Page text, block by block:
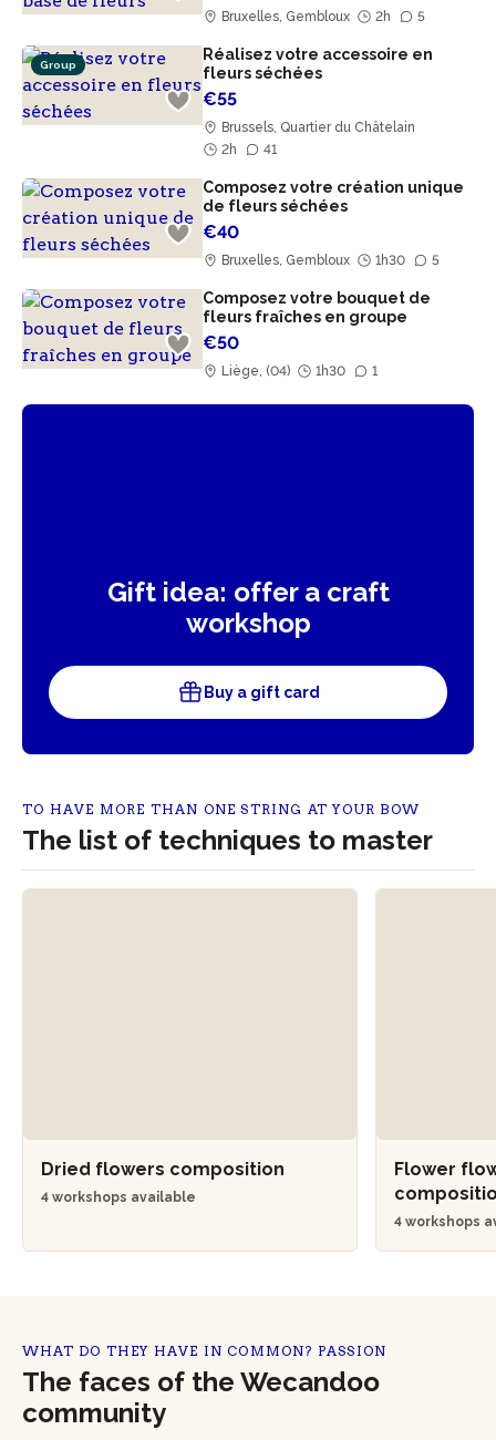
Bruxelles, Gembloux 2h 5
Group
Réalisez votre accessoire en
fleurs séchées
€55
Brussels, Quartier du Châtelain
2h
41
Composez votre création unique
de fleurs séchées
€40
Bruxelles, Gembloux 1h30 5
Composez votre bouquet de
fleurs fraîches en groupe
€50
Liège, (04) 1h30 1
Gift idea: offer a craft
workshop
Buy a gift card
TO HAVE MORE THAN ONE STRING AT YOUR BOW
The list of techniques to master
Dried flowers composition
4 workshops available
Flower
4 workshops
WHAT DO THEY HAVE IN COMMON? PASSION
The faces of the Wecandoo
community